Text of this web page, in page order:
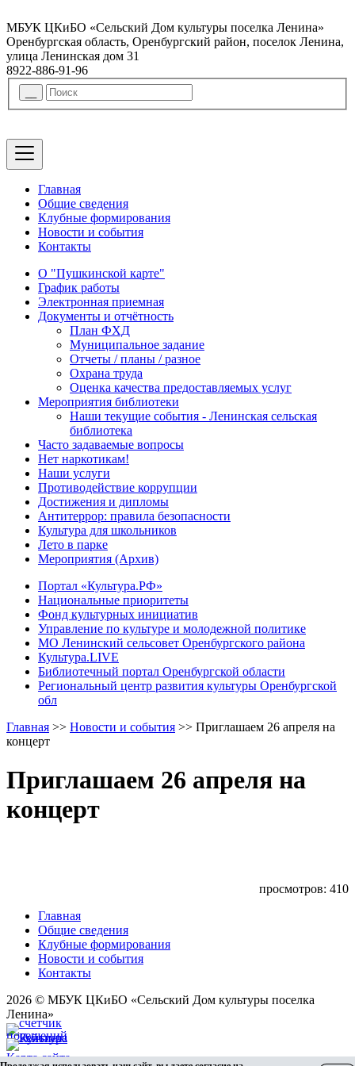
МБУК ЦКиБО «Сельский Дом культуры поселка Ленина»
Оренбургская область, Оренбургский район, поселок Ленина,
улица Ленинская дом 31
8922-886-91-96
Главная
Общие сведения
Клубные формирования
Новости и события
Контакты
О "Пушкинской карте"
График работы
Электронная приемная
Документы и отчётность
План ФХД
Муниципальное задание
Отчеты / планы / разное
Охрана труда
Оценка качества предоставляемых услуг
Мероприятия библиотеки
Наши текущие события - Ленинская сельская
библиотека
Часто задаваемые вопросы
Нет наркотикам!
Наши услуги
Противодействие коррупции
Достижения и дипломы
Антитеррор: правила безопасности
Культура для школьников
Лето в парке
Мероприятия (Архив)
Портал «Культура.РФ»
Национальные приоритеты
Фонд культурных инициатив
Управление по культуре и молодежной политике
МО Ленинский сельсовет Оренбургского района
Культура.LIVE
Библиотечный портал Оренбургской области
Региональный центр развития культуры Оренбургской
обл
Главная >> Новости и события >> Приглашаем 26 апреля на
концерт
Приглашаем 26 апреля на
концерт
просмотров: 410
Главная
Общие сведения
Клубные формирования
Новости и события
Контакты
2026 © МБУК ЦКиБО «Сельский Дом культуры поселка
Ленина»
Карта сайта